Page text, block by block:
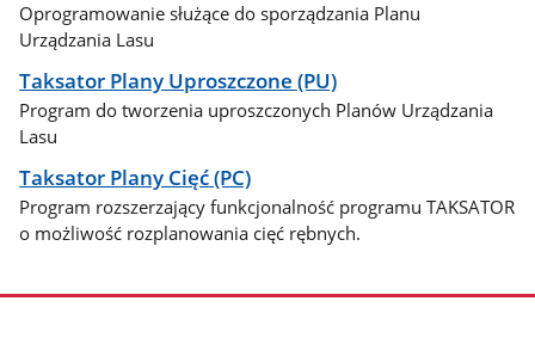
Oprogramowanie służące do sporządzania Planu
Urządzania Lasu
Taksator Plany Uproszczone (PU)
Program do tworzenia uproszczonych Planów Urządzania
Lasu
Taksator Plany Cięć (PC)
Program rozszerzający funkcjonalność programu TAKSATOR
o możliwość rozplanowania cięć rębnych.